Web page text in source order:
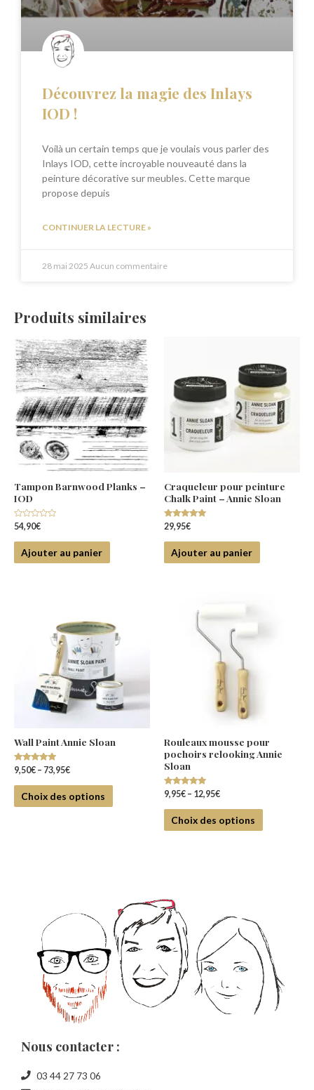
Découvrez la magie des Inlays
IOD !
Voilà un certain temps que je voulais vous parler des
Inlays IOD, cette incroyable nouveauté dans la
peinture décorative sur meubles. Cette marque
propose depuis
CONTINUER LA LECTURE »
28 mai 2025 Aucun commentaire
Produits similaires
Tampon Barnwood Planks –
IOD
Note
sur
54,90€
Ajouter au panier
Craqueleur pour peinture
Chalk Paint – Annie Sloan
Note
5.00
sur 5
29,95€
Ajouter au panier
Wall Paint Annie Sloan
Note
4.80
sur 5
9,50€ – 73,95€
Choix des options
Rouleaux mousse pour
pochoirs relooking Annie
Sloan
Note
5.00
sur 5
9,95€ – 12,95€
Choix des options
Nous contacter :
03 44 27 73 06